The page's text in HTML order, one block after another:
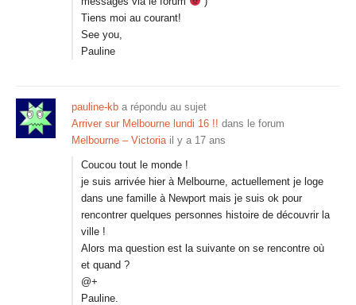
Tiens moi au courant!
See you,
Pauline
pauline-kb a répondu au sujet
Arriver sur Melbourne lundi 16 !! dans le forum
Melbourne – Victoria il y a 17 ans
Coucou tout le monde !
je suis arrivée hier à Melbourne, actuellement je loge
dans une famille à Newport mais je suis ok pour
rencontrer quelques personnes histoire de découvrir la
ville !
Alors ma question est la suivante on se rencontre où
et quand ?
@+
Pauline.